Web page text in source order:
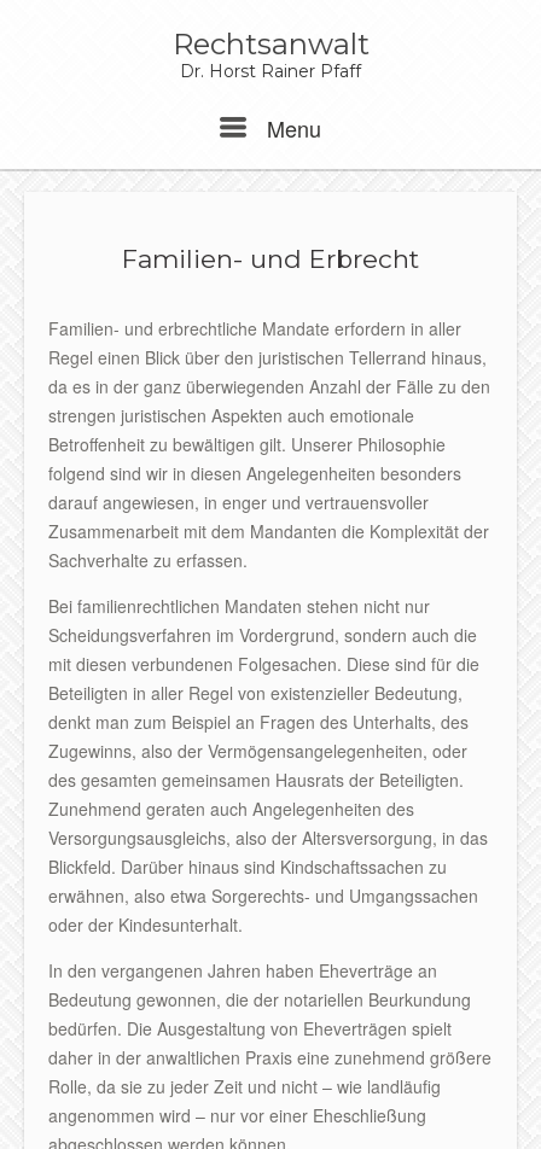
Rechtsanwalt
Dr. Horst Rainer Pfaff
Menu
Familien- und Erbrecht
Familien- und erbrechtliche Mandate erfordern in aller
Regel einen Blick über den juristischen Tellerrand hinaus,
da es in der ganz überwiegenden Anzahl der Fälle zu den
strengen juristischen Aspekten auch emotionale
Betroffenheit zu bewältigen gilt. Unserer Philosophie
folgend sind wir in diesen Angelegenheiten besonders
darauf angewiesen, in enger und vertrauensvoller
Zusammenarbeit mit dem Mandanten die Komplexität der
Sachverhalte zu erfassen.
Bei familienrechtlichen Mandaten stehen nicht nur
Scheidungsverfahren im Vordergrund, sondern auch die
mit diesen verbundenen Folgesachen. Diese sind für die
Beteiligten in aller Regel von existenzieller Bedeutung,
denkt man zum Beispiel an Fragen des Unterhalts, des
Zugewinns, also der Vermögensangelegenheiten, oder
des gesamten gemeinsamen Hausrats der Beteiligten.
Zunehmend geraten auch Angelegenheiten des
Versorgungsausgleichs, also der Altersversorgung, in das
Blickfeld. Darüber hinaus sind Kindschaftssachen zu
erwähnen, also etwa Sorgerechts- und Umgangssachen
oder der Kindesunterhalt.
In den vergangenen Jahren haben Eheverträge an
Bedeutung gewonnen, die der notariellen Beurkundung
bedürfen. Die Ausgestaltung von Eheverträgen spielt
daher in der anwaltlichen Praxis eine zunehmend größere
Rolle, da sie zu jeder Zeit und nicht – wie landläufig
angenommen wird – nur vor einer Eheschließung
abgeschlossen werden können.